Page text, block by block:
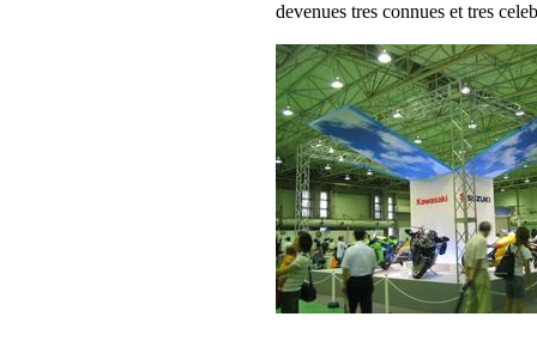
devenues tres connues et tres